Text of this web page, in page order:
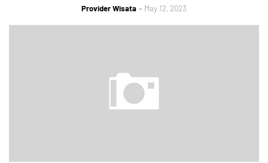
Provider Wisata May 12, 2023